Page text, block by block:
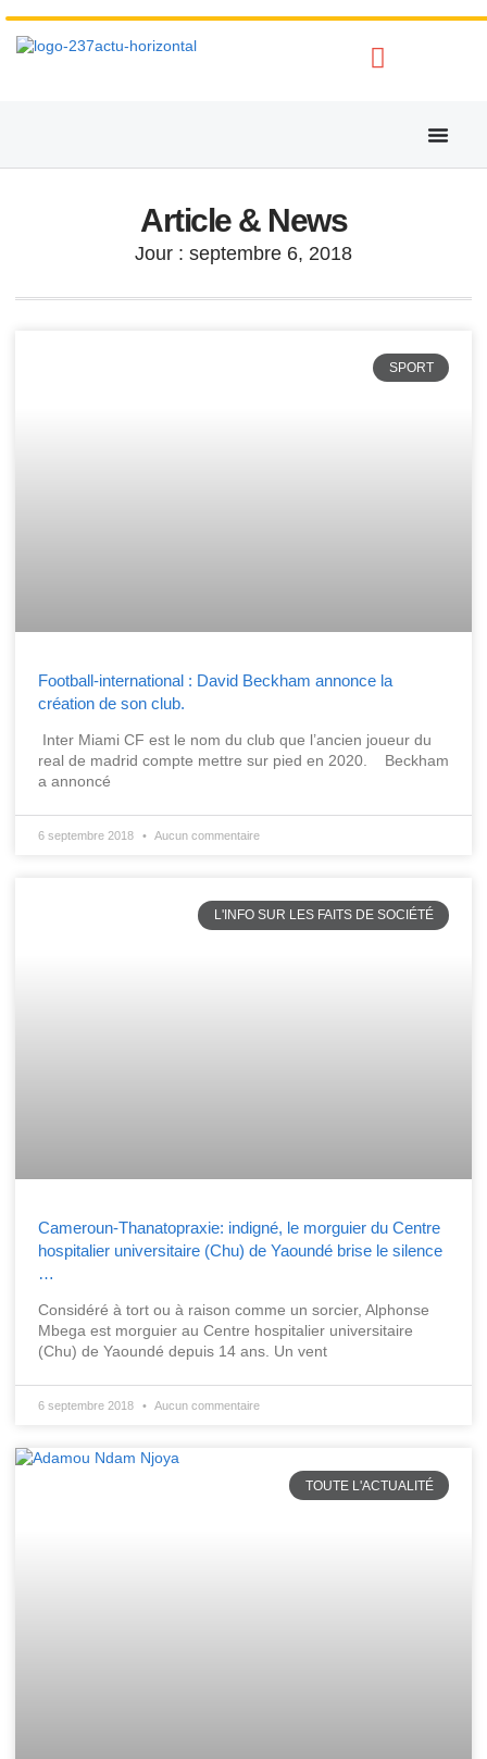
Article & News
Jour : septembre 6, 2018
SPORT
Football-international : David Beckham annonce la
création de son club.
Inter Miami CF est le nom du club que l’ancien joueur du
real de madrid compte mettre sur pied en 2020. Beckham
a annoncé
6 septembre 2018 Aucun commentaire
L'INFO SUR LES FAITS DE SOCIÉTÉ
Cameroun-Thanatopraxie: indigné, le morguier du Centre
hospitalier universitaire (Chu) de Yaoundé brise le silence
…
Considéré à tort ou à raison comme un sorcier, Alphonse
Mbega est morguier au Centre hospitalier universitaire
(Chu) de Yaoundé depuis 14 ans. Un vent
6 septembre 2018 Aucun commentaire
TOUTE L'ACTUALITÉ